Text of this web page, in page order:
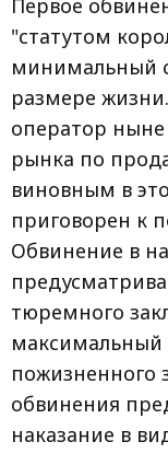
Первое
"статутом
минимальный
размере
оператор ныне
рынка по
виновным в
приговорен к
Обвинение в
тюремного
максимальный
пожизненного
обвинения
наказание в